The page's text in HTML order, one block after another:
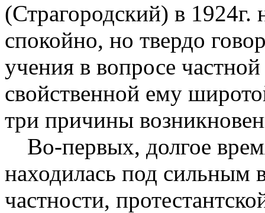
(Страгородский) в 1924г.
спокойно, но твердо
учения в вопросе
свойственной ему
три причины
Во-первых, долгое
находилась под сильным
частности,